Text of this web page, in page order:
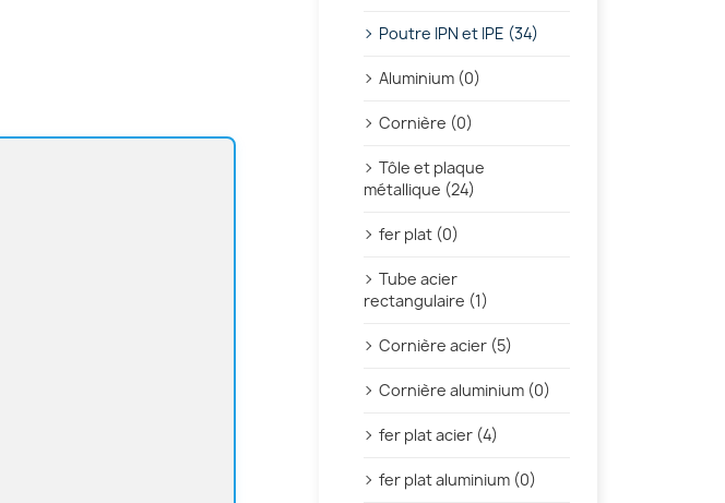
Poutre IPN et IPE (34)
Aluminium (0)
Cornière (0)
Tôle et plaque
métallique (24)
fer plat (0)
Tube acier
rectangulaire (1)
Cornière acier (5)
Cornière aluminium (0)
fer plat acier (4)
fer plat aluminium (0)